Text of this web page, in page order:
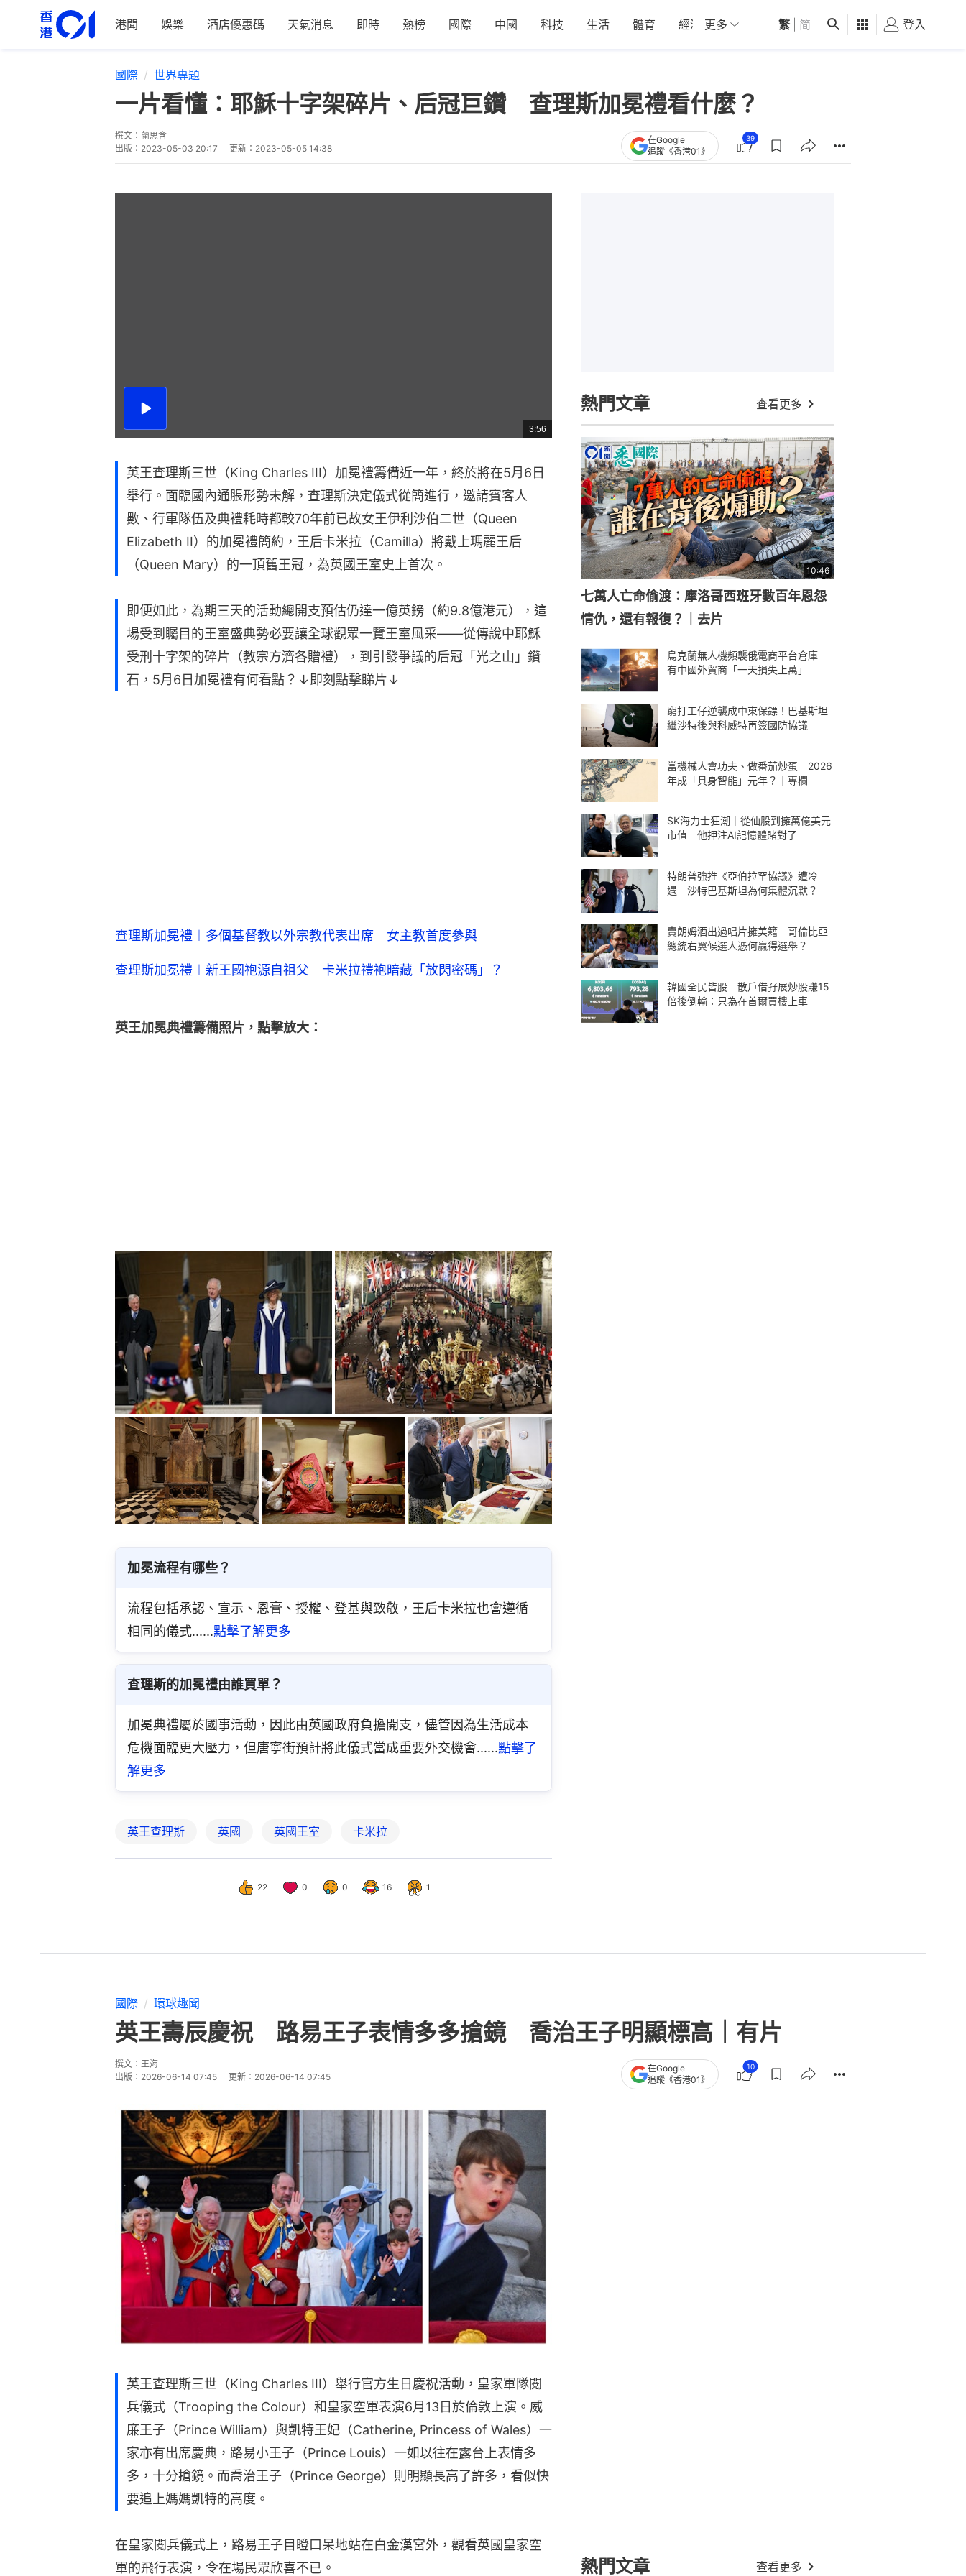
港聞 娛樂 酒店優惠碼 天氣消息 即時 熱榜 國際 中國 科技 生活 體育 經濟 01深圳 觀點 健康 好食玩飛
更多 繁 简 登入
國際 世界專題
一片看懂：耶穌十字架碎片、后冠巨鑽 查理斯加冕禮看什麼？
撰文： 藺思含
出版： 2023-05-03 20:17 更新： 2023-05-05 14:38
在Google
追蹤《香港01》
39
播
總
共
3:56
英王查理斯三世（King Charles III）加冕禮籌備近一年，終於將在5月6日
舉行。面臨國內通脹形勢未解，查理斯決定儀式從簡進行，邀請賓客人
數、行軍隊伍及典禮耗時都較70年前已故女王伊利沙伯二世（Queen
Elizabeth II）的加冕禮簡約，王后卡米拉（Camilla）將戴上瑪麗王后
（Queen Mary）的一頂舊王冠，為英國王室史上首次。
即便如此，為期三天的活動總開支預估仍達一億英鎊（約9.8億港元），這
場受到矚目的王室盛典勢必要讓全球觀眾一覽王室風采——從傳說中耶穌
受刑十字架的碎片（教宗方濟各贈禮），到引發爭議的后冠「光之山」鑽
石，5月6日加冕禮有何看點？↓即刻點擊睇片↓
查理斯加冕禮︱多個基督教以外宗教代表出席 女主教首度參與
查理斯加冕禮︱新王國袍源自祖父 卡米拉禮袍暗藏「放閃密碼」？
英王加冕典禮籌備照片，點擊放大：
加冕流程有哪些？
流程包括承認、宣示、恩膏、授權、登基與致敬，王后卡米拉也會遵循
相同的儀式......點擊了解更多
查理斯的加冕禮由誰買單？
加冕典禮屬於國事活動，因此由英國政府負擔開支，儘管因為生活成本
危機面臨更大壓力，但唐寧街預計將此儀式當成重要外交機會......點擊了
解更多
英王查理斯 英國 英國王室 卡米拉
22 0 0 16 1
熱門文章 查看更多
10:46
七萬人亡命偷渡：摩洛哥西班牙數百年恩怨
情仇，還有報復？｜去片
烏克蘭無人機頻襲俄電商平台倉庫
有中國外貿商「一天損失上萬」
窮打工仔逆襲成中東保鏢！巴基斯坦
繼沙特後與科威特再簽國防協議
當機械人會功夫、做番茄炒蛋 2026
年成「具身智能」元年？｜專欄
SK海力士狂潮｜從仙股到擁萬億美元
市值 他押注AI記憶體賭對了
特朗普強推《亞伯拉罕協議》遭冷
遇 沙特巴基斯坦為何集體沉默？
賣朗姆酒出過唱片擁美籍 哥倫比亞
總統右翼候選人憑何贏得選舉？
韓國全民皆股 散戶借孖展炒股賺15
倍後倒輸：只為在首爾買樓上車
國際 環球趣聞
英王壽辰慶祝 路易王子表情多多搶鏡 喬治王子明顯標高｜有片
撰文： 王海
出版： 2026-06-14 07:45 更新： 2026-06-14 07:45
在Google
追蹤《香港01》
10
英王查理斯三世（King Charles III）舉行官方生日慶祝活動，皇家軍隊閱
兵儀式（Trooping the Colour）和皇家空軍表演6月13日於倫敦上演。威
廉王子（Prince William）與凱特王妃（Catherine, Princess of Wales）一
家亦有出席慶典，路易小王子（Prince Louis）一如以往在露台上表情多
多，十分搶鏡。而喬治王子（Prince George）則明顯長高了許多，看似快
要追上媽媽凱特的高度。
在皇家閱兵儀式上，路易王子目瞪口呆地站在白金漢宮外，觀看英國皇家空
軍的飛行表演，令在場民眾欣喜不已。
熱門文章 查看更多